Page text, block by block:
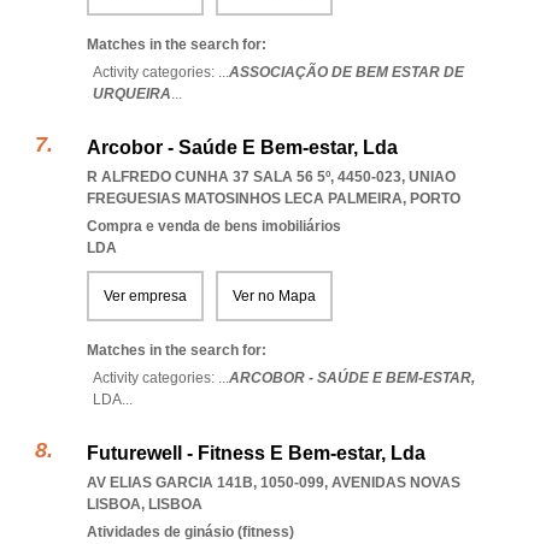
Matches in the search for:
Activity categories: ...ASSOCIAÇÃO DE BEM ESTAR DE
URQUEIRA...
Arcobor - Saúde E Bem-estar, Lda
R ALFREDO CUNHA 37 SALA 56 5º, 4450-023, UNIAO
FREGUESIAS MATOSINHOS LECA PALMEIRA, PORTO
Compra e venda de bens imobiliários
LDA
Ver empresa Ver no Mapa
Matches in the search for:
Activity categories: ...ARCOBOR - SAÚDE E BEM-ESTAR,
LDA...
Futurewell - Fitness E Bem-estar, Lda
AV ELIAS GARCIA 141B, 1050-099, AVENIDAS NOVAS
LISBOA, LISBOA
Atividades de ginásio (fitness)